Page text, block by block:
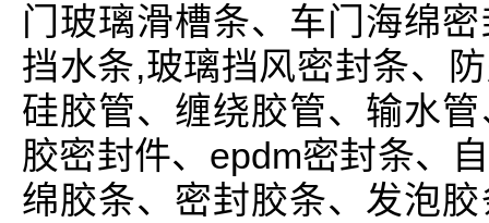
门玻璃滑槽条、车门海绵
挡水条,玻璃挡风密封条、
硅胶管、缠绕胶管、输水
胶密封件、epdm密封条、
绵胶条、密封胶条、发泡